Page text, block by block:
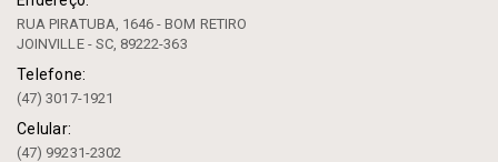
RUA PIRATUBA, 1646 - BOM RETIRO
JOINVILLE - SC, 89222-363
Telefone:
(47) 3017-1921
Celular:
(47) 99231-2302